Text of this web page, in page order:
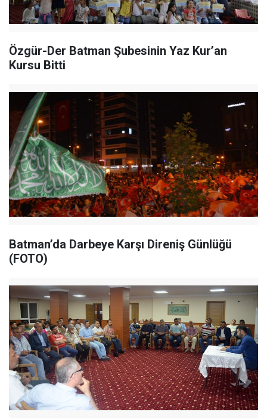
Özgür-Der Batman Şubesinin Yaz Kur’an
Kursu Bitti
Batman’da Darbeye Karşı Direniş Günlüğü
(FOTO)